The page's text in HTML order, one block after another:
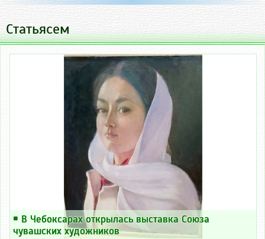
Статьясем
￭ В Чебоксарах открылась выставка Союза
чувашских художников